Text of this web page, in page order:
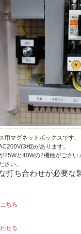
用マグネットボックスです。
相)があります。
25Wと40Wの2機種がござい
さい。
打ち合わせが必要な
ちら
せる